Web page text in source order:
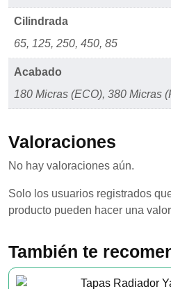
Cilindrada
65, 125, 250, 450, 85
Acabado
180 Micras (ECO), 380 Micras
Valoraciones
No hay valoraciones aún.
Solo los usuarios registrados
producto pueden hacer una
También te